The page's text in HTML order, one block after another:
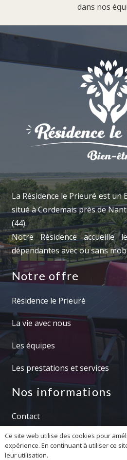
dans nos
La Résidence le Prieuré est un
situé à Cordemais près de
(44).
Notre Résidence accueille
dépendantes avec ou sans
Notre offre
Résidence le Prieuré
La vie avec nous
Les équipes
Les prestations et services
Nos informations
Contact
Résidence le Prieuré 2022 –
Une création Orijin prod
Ce site web utilise des cookies pour
expérience. En continuant à utiliser ce
leur utilisation.